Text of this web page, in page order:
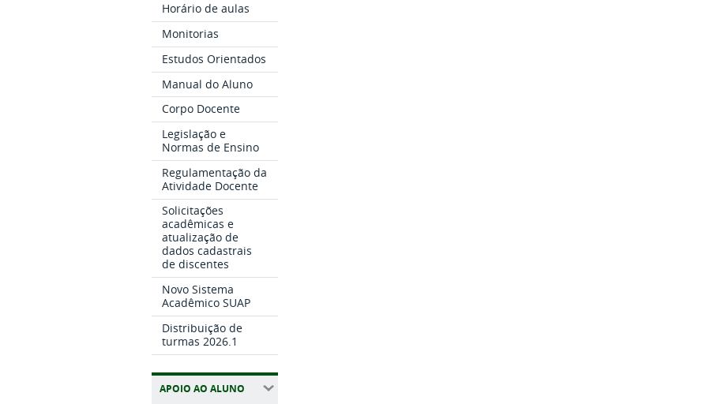
Horário de aulas
Monitorias
Estudos Orientados
Manual do Aluno
Corpo Docente
Legislação e
Normas de Ensino
Regulamentação da
Atividade Docente
Solicitações
acadêmicas e
atualização de
dados cadastrais
de discentes
Novo Sistema
Acadêmico SUAP
Distribuição de
turmas 2026.1
APOIO AO ALUNO